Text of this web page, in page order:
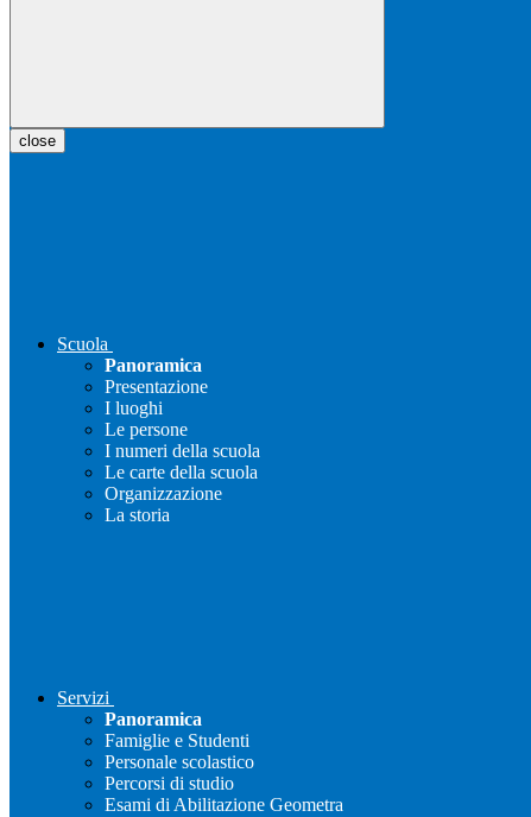
close
Scuola
Panoramica
Presentazione
I luoghi
Le persone
I numeri della scuola
Le carte della scuola
Organizzazione
La storia
Servizi
Panoramica
Famiglie e Studenti
Personale scolastico
Percorsi di studio
Esami di Abilitazione Geometra